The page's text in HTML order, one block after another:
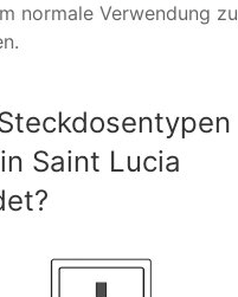
normale Verwendung zu
Saint Lucia